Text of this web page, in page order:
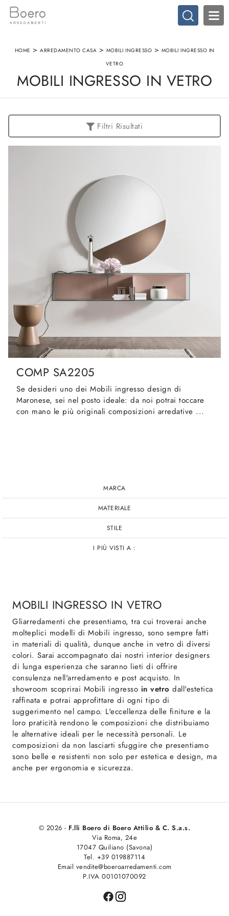
HOME > ARREDAMENTO CASA > MOBILI INGRESSO > MOBILI INGRESSO IN
VETRO
MOBILI INGRESSO IN VETRO
Filtri Risultati
MARCA
MATERIALE
STILE
I PIÙ VISTI A :
COMP SA2205
Se desideri uno dei Mobili ingresso design di
Maronese, sei nel posto ideale: da noi potrai toccare
con mano le più originali composizioni arredative ...
MOBILI INGRESSO IN VETRO
Gliarredamenti che presentiamo, tra cui troverai anche
molteplici modelli di Mobili ingresso, sono sempre fatti
in materiali di qualità, dunque anche in vetro di diversi
colori. Sarai accompagnato dai nostri interior designers
di lunga esperienza che saranno lieti di offrire
consulenza nell'arredamento e post acquisto. In
showroom scoprirai Mobili ingresso in vetro dall'estetica
raffinata e potrai approfittare di ogni tipo di
suggerimento nel campo. L'eccellenza delle finiture e la
loro praticità rendono le composizioni che distribuiamo
le alternative ideali per le necessità personali. Le
composizioni da non lasciarti sfuggire che presentiamo
sono belle e resistenti non solo per estetica e design, ma
anche per ergonomia e sicurezza.
© 2026 - F.lli Boero di Boero Attilio & C. S.a.s.
Via Roma, 24e
17047 Quiliano (Savona)
Tel. +39 019887114
Email vendite@boeroarredamenti.com
P.IVA 00101070092